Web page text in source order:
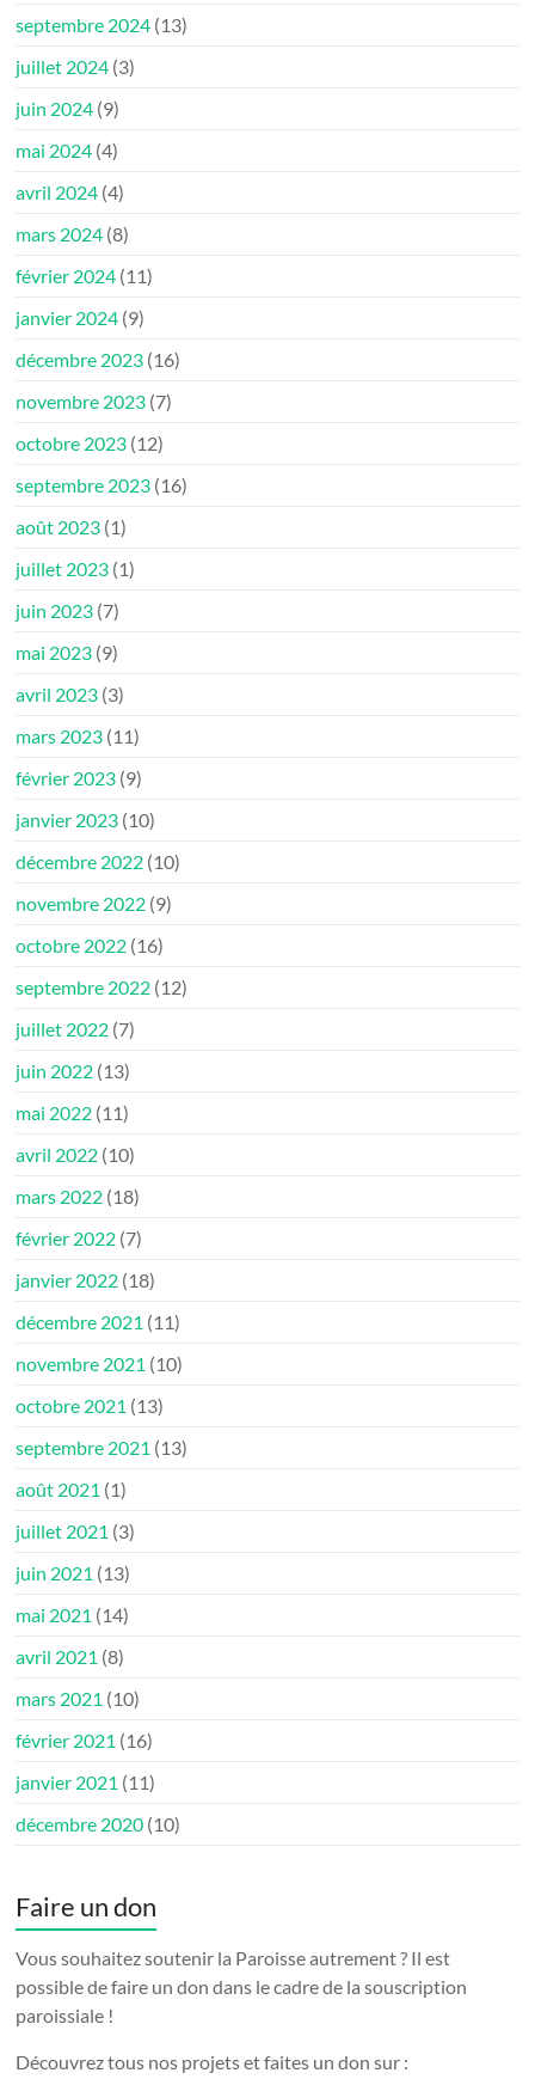
septembre 2024 (13)
juillet 2024 (3)
juin 2024 (9)
mai 2024 (4)
avril 2024 (4)
mars 2024 (8)
février 2024 (11)
janvier 2024 (9)
décembre 2023 (16)
novembre 2023 (7)
octobre 2023 (12)
septembre 2023 (16)
août 2023 (1)
juillet 2023 (1)
juin 2023 (7)
mai 2023 (9)
avril 2023 (3)
mars 2023 (11)
février 2023 (9)
janvier 2023 (10)
décembre 2022 (10)
novembre 2022 (9)
octobre 2022 (16)
septembre 2022 (12)
juillet 2022 (7)
juin 2022 (13)
mai 2022 (11)
avril 2022 (10)
mars 2022 (18)
février 2022 (7)
janvier 2022 (18)
décembre 2021 (11)
novembre 2021 (10)
octobre 2021 (13)
septembre 2021 (13)
août 2021 (1)
juillet 2021 (3)
juin 2021 (13)
mai 2021 (14)
avril 2021 (8)
mars 2021 (10)
février 2021 (16)
janvier 2021 (11)
décembre 2020 (10)
Faire un don
Vous souhaitez soutenir la Paroisse autrement ? Il est
possible de faire un don dans le cadre de la souscription
paroissiale !
Découvrez tous nos projets et faites un don sur :